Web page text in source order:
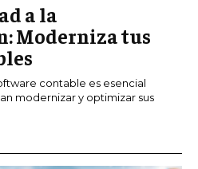
a la
Moderniza tus
contable es esencial
modernizar y optimizar sus